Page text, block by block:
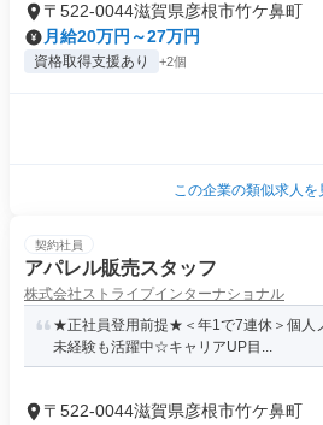
〒522-0044滋賀県彦根市竹ケ鼻町
月給20万円～27万円
資格取得支援あり +2個
この企業の類似求人を
契約社員
アパレル販売スタッフ
株式会社ストライプインターナショナル
★正社員登用前提★＜年1で7連休＞個人
未経験も活躍中☆キャリアUP目...
〒522-0044滋賀県彦根市竹ケ鼻町